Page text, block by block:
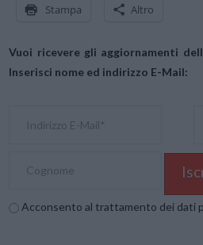
Stampa Altro
Vuoi ricevere gli aggiornamenti
Inserisci nome ed indirizzo E-Mail:
Acconsento al trattamento dei dati